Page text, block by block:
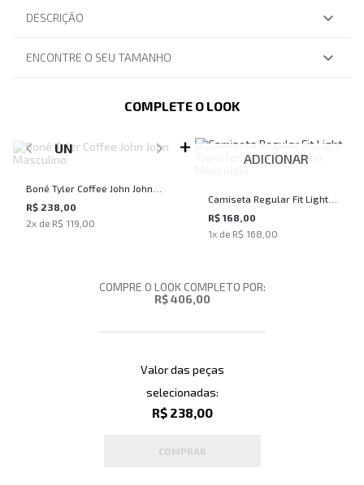
DESCRIÇÃO
ENCONTRE O SEU TAMANHO
COMPLETE O LOOK
UN
Boné Tyler Coffee John John
Masculino
R$ 238,00
2x de R$ 119,00
ADICIONAR
Camiseta Regular Fit Light
Transfer Cinza John John
Masculina
R$ 168,00
1x de R$ 168,00
COMPRE O LOOK COMPLETO POR:
R$ 406,00
Valor das peças
selecionadas:
R$ 238,00
COMPRAR